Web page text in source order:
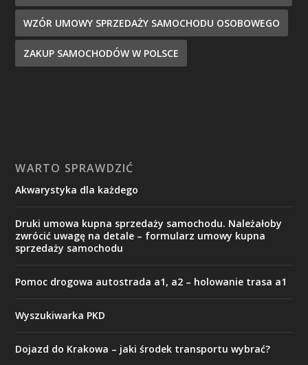
WZÓR UMOWY SPRZEDAŻY SAMOCHODU OSOBOWEGO
ZAKUP SAMOCHODÓW W POLSCE
WARTO SPRAWDZIĆ
Akwarystyka dla każdego
Druki umowa kupna sprzedaży samochodu. Należałoby
zwrócić uwagę na detale – formularz umowy kupna
sprzedaży samochodu
Pomoc drogowa autostrada a1, a2 – holowanie trasa a1
Wyszukiwarka PKD
Dojazd do Krakowa – jaki środek transportu wybrać?